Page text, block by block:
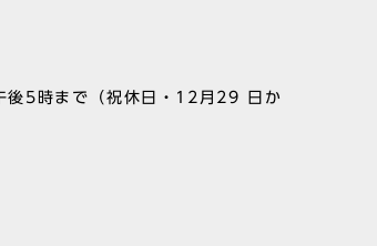
後5時まで（祝休日・12月29 日か